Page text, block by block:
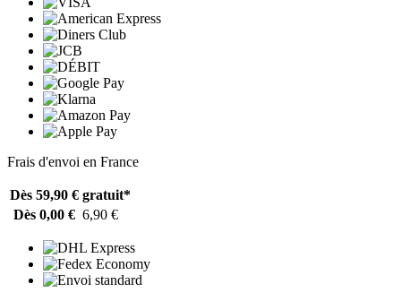
Frais d'envoi en France
Dès 59,90 € gratuit*
Dès 0,00 € 6,90 €